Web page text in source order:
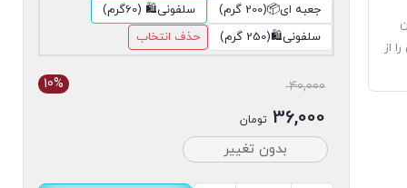
از
جعبه ای📦(200 گرم)
سلفونی🛍 (60گرم)
سلفونی🛍(250 گرم)
حذف انتخاب
10% 40,000قیمت
اصلی:
40,000 تومان
بود.
36,000 تومان
قیمت
بدون تغییر